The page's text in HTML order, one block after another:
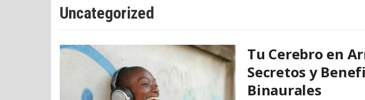
Uncategorized
Tu Cerebro en
Secretos y
Binaurales